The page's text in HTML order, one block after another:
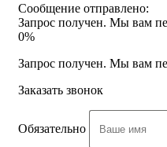
Сообщение отправлено:
Запрос получен. Мы вам
0%
Запрос получен. Мы вам
Заказать звонок
Обязательно